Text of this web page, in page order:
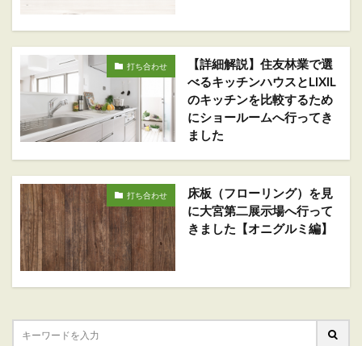
打ち合わせ
【詳細解説】住友林業で選
べるキッチンハウスとLIXIL
のキッチンを比較するため
にショールームへ行ってき
ました
打ち合わせ
床板（フローリング）を見
に大宮第二展示場へ行って
きました【オニグルミ編】